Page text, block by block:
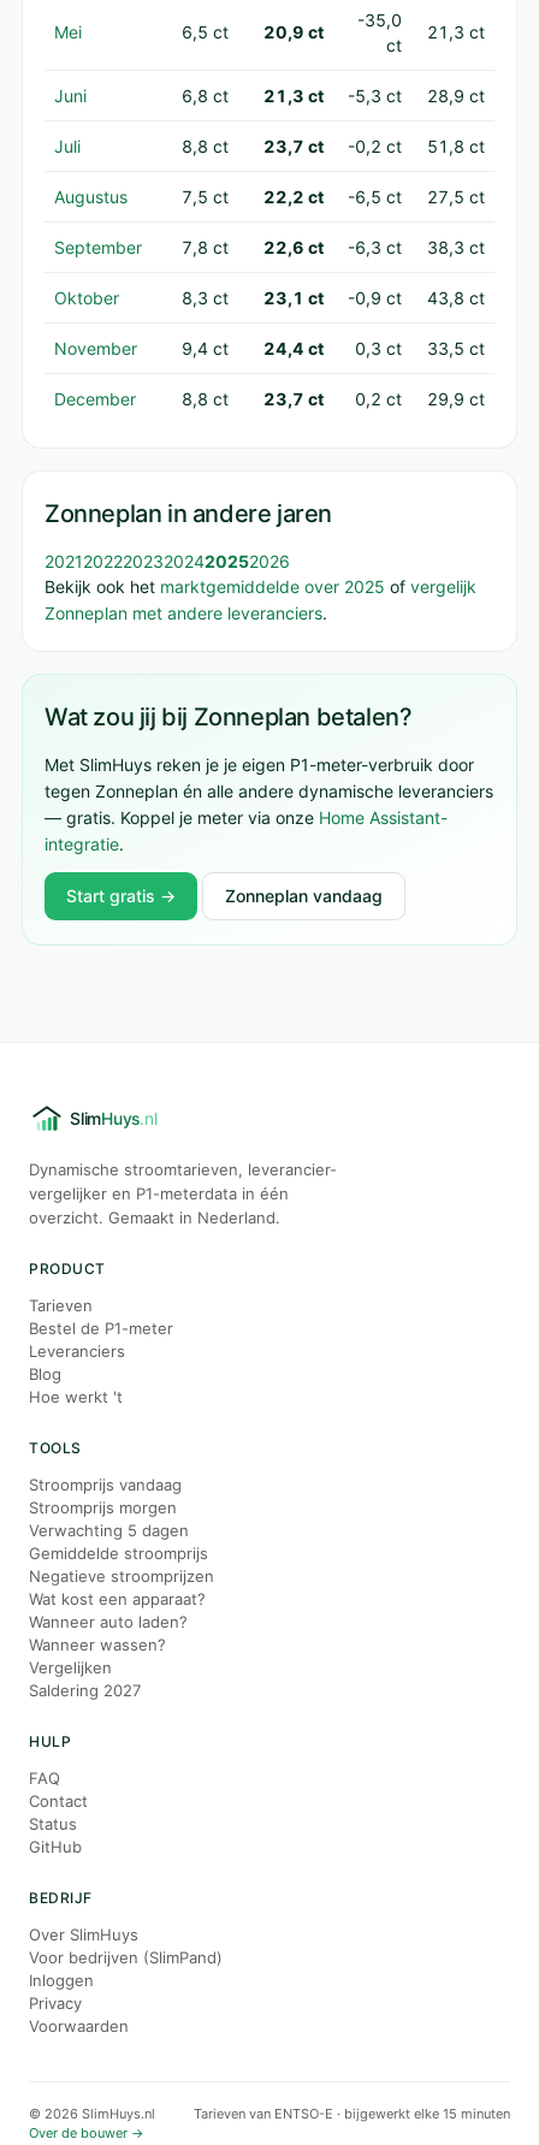
Mei 6,5 ct 20,9 ct
-35,0
ct
21,3 ct
Juni 6,8 ct 21,3 ct -5,3 ct 28,9 ct
Juli 8,8 ct 23,7 ct -0,2 ct 51,8 ct
Augustus 7,5 ct 22,2 ct -6,5 ct 27,5 ct
September 7,8 ct 22,6 ct -6,3 ct 38,3 ct
Oktober 8,3 ct 23,1 ct -0,9 ct 43,8 ct
November 9,4 ct 24,4 ct 0,3 ct 33,5 ct
December 8,8 ct 23,7 ct 0,2 ct 29,9 ct
Zonneplan in andere jaren
202120222023202420252026
Bekijk ook het marktgemiddelde over 2025 of vergelijk
Zonneplan met andere leveranciers.
Wat zou jij bij Zonneplan betalen?
Met SlimHuys reken je je eigen P1-meter-verbruik door
tegen Zonneplan én alle andere dynamische leveranciers
— gratis. Koppel je meter via onze Home Assistant-
integratie.
Start gratis → Zonneplan vandaag
Dynamische stroomtarieven, leverancier-
vergelijker en P1-meterdata in één
overzicht. Gemaakt in Nederland.
PRODUCT
Tarieven
Bestel de P1-meter
Leveranciers
Blog
Hoe werkt 't
TOOLS
Stroomprijs vandaag
Stroomprijs morgen
Verwachting 5 dagen
Gemiddelde stroomprijs
Negatieve stroomprijzen
Wat kost een apparaat?
Wanneer auto laden?
Wanneer wassen?
Vergelijken
Saldering 2027
HULP
FAQ
Contact
Status
GitHub
BEDRIJF
Over SlimHuys
Voor bedrijven (SlimPand)
Inloggen
Privacy
Voorwaarden
© 2026 SlimHuys.nl
Tarieven van ENTSO-E · bijgewerkt elke 15 minuten
Over de bouwer →